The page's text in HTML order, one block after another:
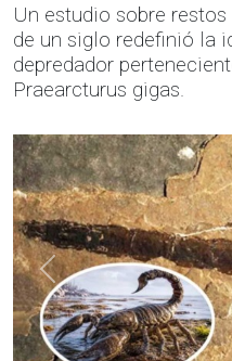
Un estudio sobre
de un siglo redefinió la
depredador
Praearcturus gigas.
Anterior